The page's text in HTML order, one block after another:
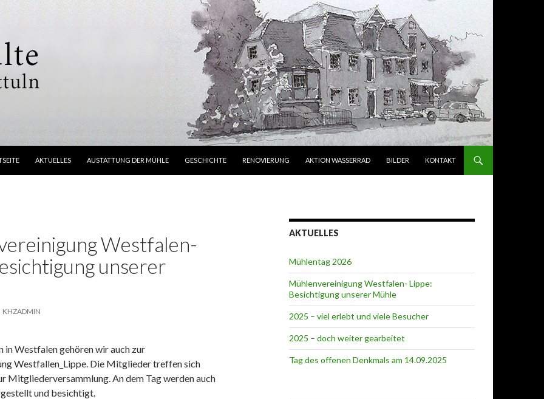
AKTUELLES AUSTATTUNG DER MÜHLE GESCHICHTE RENOVIERUNG AKTION WASSERRAD BILDER KONTAKT
Westfalen-
unserer
KHZADMIN
in Westfalen gehören wir auch zur
Westfallen_Lippe. Die Mitglieder treffen sich
Mitgliederversammlung. An dem Tag werden auch
und besichtigt.
AKTUELLES
Mühlentag 2026
Mühlenvereinigung Westfalen- Lippe:
Besichtigung unserer Mühle
2025 – viel erlebt und viele Besucher
2025 – doch weiter gearbeitet
Tag des offenen Denkmals am 14.09.2025